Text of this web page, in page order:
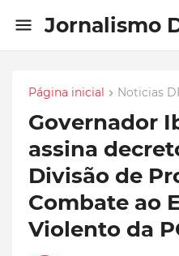
Jornalismo
Página inicial Noticias
Governador
assina
Divisão de
Combate ao
Violento da